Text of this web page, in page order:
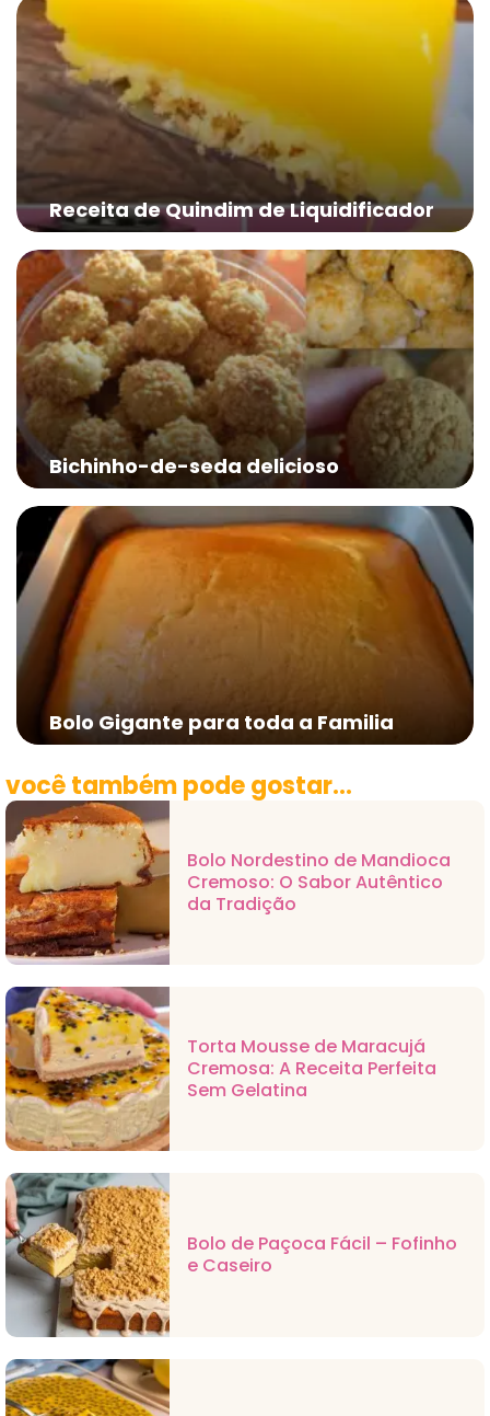
Receita de Quindim de Liquidificador
Bichinho-de-seda delicioso
Bolo Gigante para toda a Familia
você também pode gostar...
Bolo Nordestino de Mandioca
Cremoso: O Sabor Autêntico
da Tradição
Torta Mousse de Maracujá
Cremosa: A Receita Perfeita
Sem Gelatina
Bolo de Paçoca Fácil – Fofinho
e Caseiro